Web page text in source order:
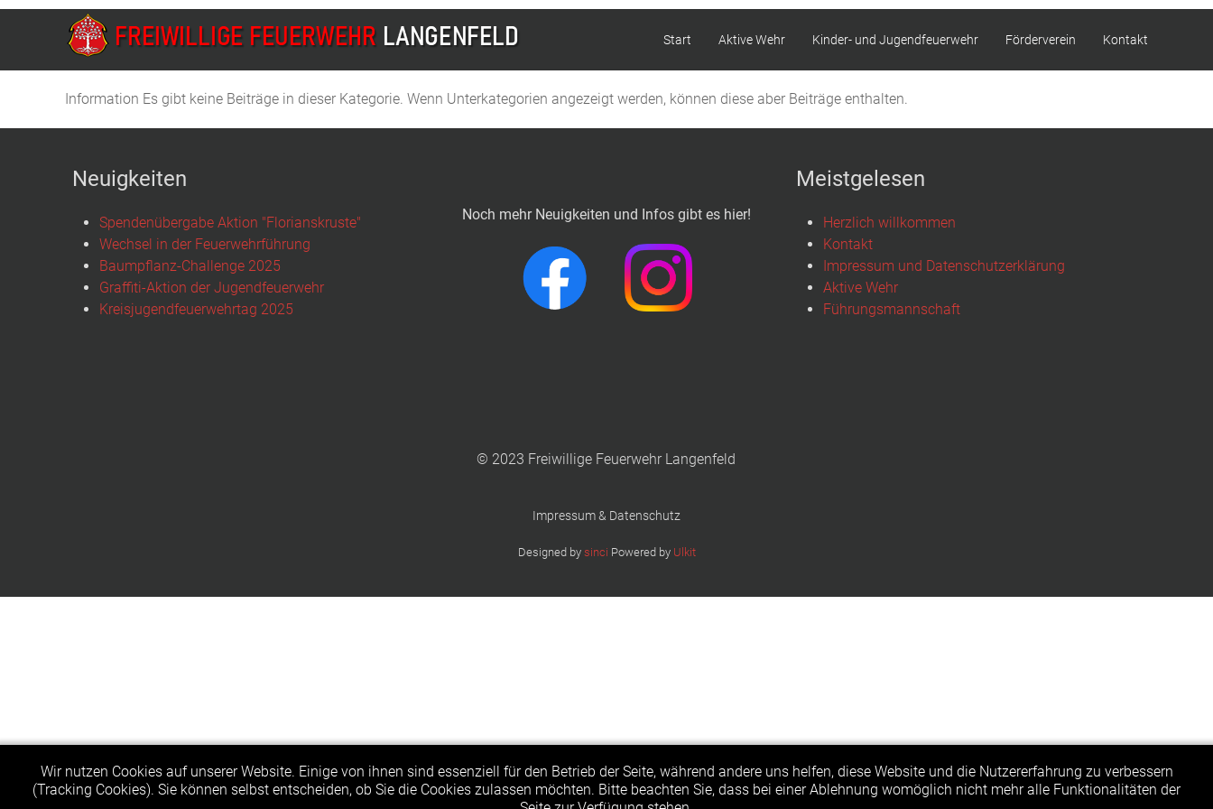
Start Aktive Wehr Kinder- und Jugendfeuerwehr Förderverein Kontakt
Information Es gibt keine Beiträge in dieser Kategorie. Wenn Unterkategorien angezeigt werden, können diese aber Beiträge enthalten.
Neuigkeiten
Spendenübergabe Aktion "Florianskruste"
Wechsel in der Feuerwehrführung
Baumpflanz-Challenge 2025
Graffiti-Aktion der Jugendfeuerwehr
Kreisjugendfeuerwehrtag 2025
Noch mehr Neuigkeiten und Infos gibt es hier!
© 2023 Freiwillige Feuerwehr Langenfeld
Meistgelesen
Herzlich willkommen
Kontakt
Impressum und Datenschutzerklärung
Aktive Wehr
Führungsmannschaft
Impressum & Datenschutz
Designed by sinci Powered by Ulkit
Wir nutzen Cookies auf unserer Website. Einige von ihnen sind essenziell für den Betrieb der Seite, während andere uns helfen, diese Website und die Nutzererfahrung zu verbessern
(Tracking Cookies). Sie können selbst entscheiden, ob Sie die Cookies zulassen möchten. Bitte beachten Sie, dass bei einer Ablehnung womöglich nicht mehr alle Funktionalitäten der